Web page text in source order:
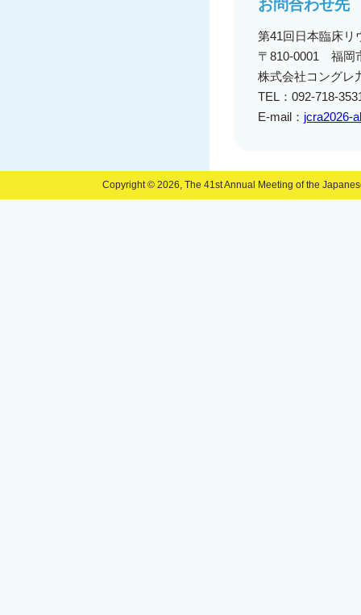
お問合わせ先
第41回日本臨床リ
〒810-0001 福岡
株式会社コングレ
TEL：092-718-
E-mail： jcra2026-
Copyright © 2026, The 41st Annual Meeting of the